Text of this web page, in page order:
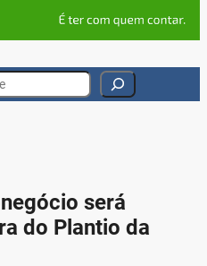
será
do Plantio da